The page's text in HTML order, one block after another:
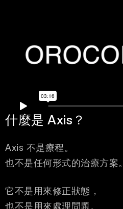
什麼是 Axis？
Axis 不是療程。
也不是任何形式的治療方案。
它不是用來修正狀態，
也不是用來處理問題。